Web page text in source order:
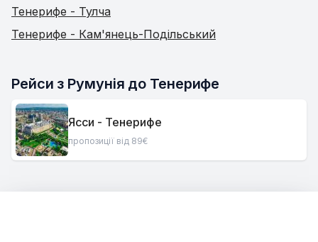
Тенерифе - Тулча
Тенерифе - Кам'янець-Подільський
Рейси з Румунія до Тенерифе
Ясси - Тенерифе
пропозиції від 89€